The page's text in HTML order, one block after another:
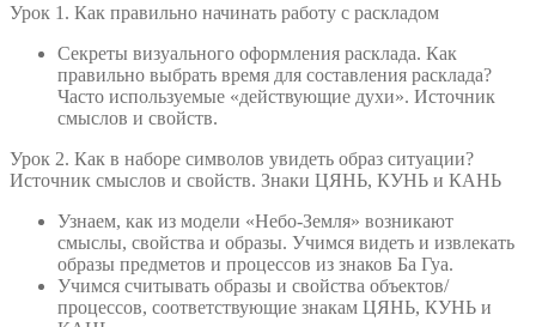
Урок 1. Как правильно начинать работу с раскладом
Секреты визуального оформления расклада. Как
правильно выбрать время для составления расклада?
Часто используемые «действующие духи». Источник
смыслов и свойств.
Урок 2. Как в наборе символов увидеть образ ситуации?
Источник смыслов и свойств. Знаки ЦЯНЬ, КУНЬ и КАНЬ
Узнаем, как из модели «Небо-Земля» возникают
смыслы, свойства и образы. Учимся видеть и извлекать
образы предметов и процессов из знаков Ба Гуа.
Учимся считывать образы и свойства объектов/
процессов, соответствующие знакам ЦЯНЬ, КУНЬ и